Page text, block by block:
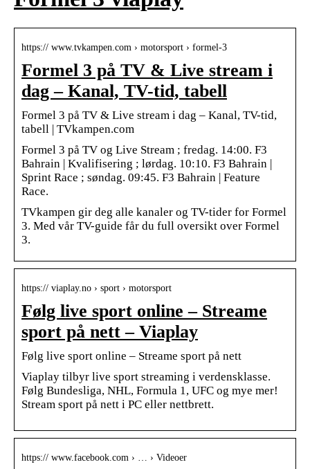
https:// www.tvkampen.com › motorsport › formel-3
Formel 3 på TV & Live stream i
dag – Kanal, TV-tid, tabell
Formel 3 på TV & Live stream i dag – Kanal, TV-tid,
tabell | TVkampen.com
Formel 3 på TV og Live Stream ; fredag. 14:00. F3
Bahrain | Kvalifisering ; lørdag. 10:10. F3 Bahrain |
Sprint Race ; søndag. 09:45. F3 Bahrain | Feature
Race.
TVkampen gir deg alle kanaler og TV-tider for Formel
3. Med vår TV-guide får du full oversikt over Formel
3.
https:// viaplay.no › sport › motorsport
Følg live sport online – Streame
sport på nett – Viaplay
Følg live sport online – Streame sport på nett
Viaplay tilbyr live sport streaming i verdensklasse.
Følg Bundesliga, NHL, Formula 1, UFC og mye mer!
Stream sport på nett i PC eller nettbrett.
https:// www.facebook.com › … › Videoer